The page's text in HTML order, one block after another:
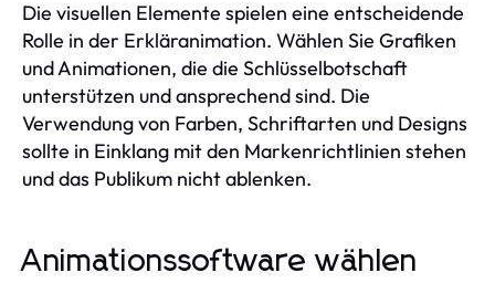
Die visuellen Elemente spielen eine entscheidende
Rolle in der Erkläranimation. Wählen Sie Grafiken
und Animationen, die die Schlüsselbotschaft
unterstützen und ansprechend sind. Die
Verwendung von Farben, Schriftarten und Designs
sollte in Einklang mit den Markenrichtlinien stehen
und das Publikum nicht ablenken.
Animationssoftware wählen